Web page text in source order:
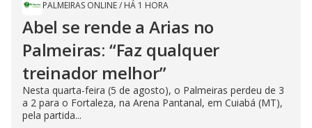
PALMEIRAS ONLINE/ HÁ 1 HORA
Abel se rende a Arias no
Palmeiras: “Faz qualquer
treinador melhor”
Nesta quarta-feira (5 de agosto), o Palmeiras perdeu de 3
a 2 para o Fortaleza, na Arena Pantanal, em Cuiabá (MT),
pela partida...